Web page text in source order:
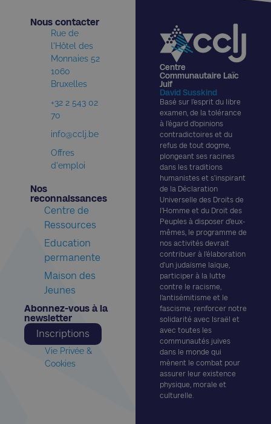
Centre
Communautaire Laïc
Juif
David Susskind
Basé sur l’esprit du libre
examen, de la tolérance
à l’égard d’opinions
contradictoires et du
refus de tout dogme,
plongeant ses racines
dans les traditions
humanistes et s’inspirant
de la Déclaration
Universelle des Droits de
l’Homme et du Droit des
Peuples à disposer d’eux-
mêmes, le programme de
nos activités devrait
contribuer à l’élaboration
d’un judaïsme laïque,
participer à la lutte
contre le racisme,
l’antisémitisme et le
fascisme, renforcer notre
solidarité avec Israël et
avec toutes les
communautés juives
dans le monde qui
mènent le combat pour
assurer leur existence
physique, morale et
culturelle.
Nous contacter​
Rue de
l'Hôtel des
Monnaies 52
1060
Bruxelles
+32 2 543 02
70
info@cclj.be
Offres
d'emploi
Nos
reconnaissances​
Centre de
Ressources
Education
permanente
Maison des
Jeunes
Abonnez-vous à la
newsletter​
Inscriptions
Vie Privée &
Cookies